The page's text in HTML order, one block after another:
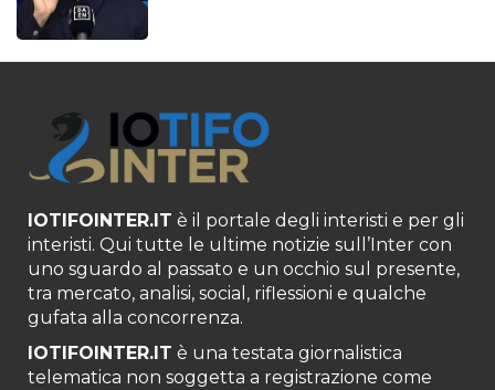
IOTIFOINTER.IT è il portale degli interisti e per gli
interisti. Qui tutte le ultime notizie sull’Inter con
uno sguardo al passato e un occhio sul presente,
tra mercato, analisi, social, riflessioni e qualche
gufata alla concorrenza.
IOTIFOINTER.IT è una testata giornalistica
telematica non soggetta a registrazione come